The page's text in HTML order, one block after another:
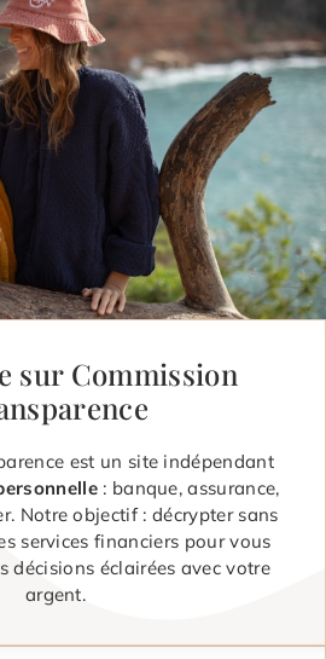
sur Commission
est un site indépendant
: banque, assurance,
Notre objectif : décrypter sans
services financiers pour vous
décisions éclairées avec votre
argent.